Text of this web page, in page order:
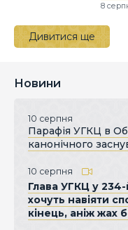
8
Дивитися ще
Новини
10 серпня
Парафія УГКЦ в
канонічного
10 серпня
Глава УГКЦ у
хочуть навіяти
кінець, аніж жах